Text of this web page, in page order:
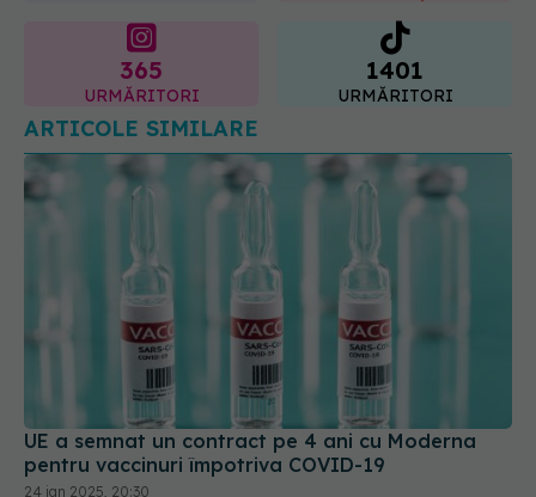
365
URMĂRITORI
1401
URMĂRITORI
ARTICOLE SIMILARE
UE a semnat un contract pe 4 ani cu Moderna
pentru vaccinuri împotriva COVID-19
24 ian 2025, 20:30